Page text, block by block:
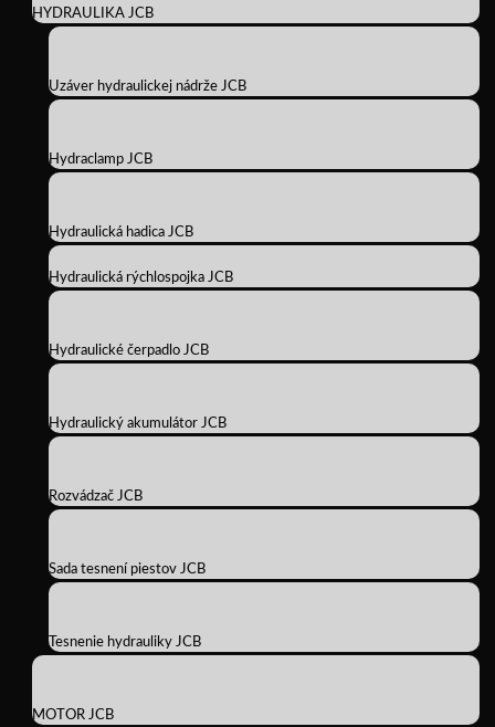
HYDRAULIKA JCB
Uzáver hydraulickej nádrže JCB
Hydraclamp JCB
Hydraulická hadica JCB
Hydraulická rýchlospojka JCB
Hydraulické čerpadlo JCB
Hydraulický akumulátor JCB
Rozvádzač JCB
Sada tesnení piestov JCB
Tesnenie hydrauliky JCB
MOTOR JCB